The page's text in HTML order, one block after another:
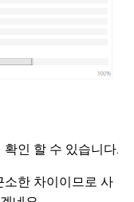
인 할 수 있습니다.
한 차이이므로 사